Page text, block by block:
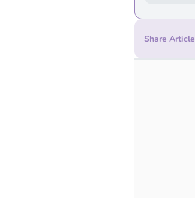
Share Article